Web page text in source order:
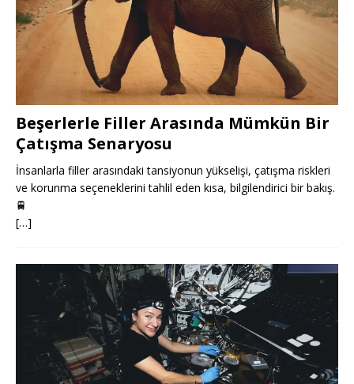
Beşerlerle Filler Arasında Mümkün Bir
Çatışma Senaryosu
İnsanlarla filler arasındaki tansiyonun yükselişi, çatışma riskleri
ve korunma seçeneklerini tahlil eden kısa, bilgilendirici bir bakış.
🚆
[…]